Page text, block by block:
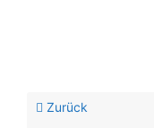
Zurück